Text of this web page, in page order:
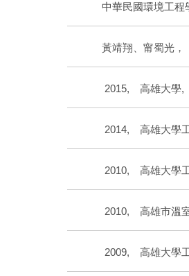
中華民國環境工程
黃靖翔、甯蜀光，
2015, 高雄大
2014, 高雄大學
2010, 高雄大學
2010, 高雄市溫
2009, 高雄大學